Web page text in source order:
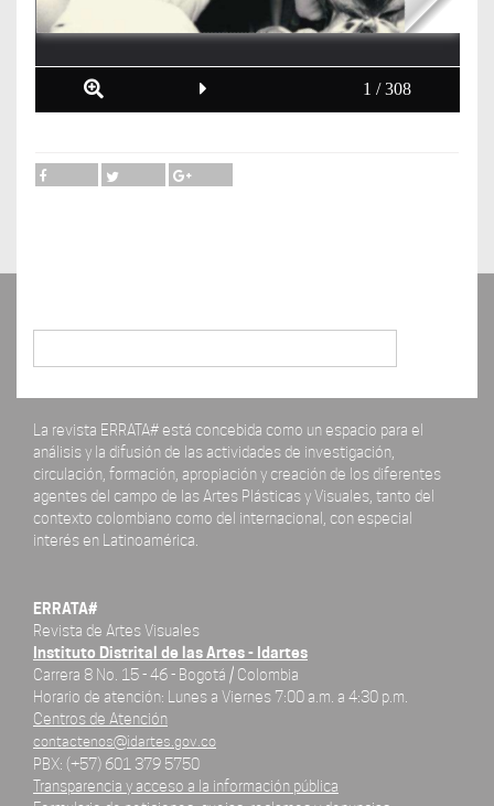
La revista ERRATA# está concebida como un espacio para el
análisis y la difusión de las actividades de investigación,
circulación, formación, apropiación y creación de los diferentes
agentes del campo de las Artes Plásticas y Visuales, tanto del
contexto colombiano como del internacional, con especial
interés en Latinoamérica.
ERRATA#
Revista de Artes Visuales
Instituto Distrital de las Artes - Idartes
Carrera 8 No. 15 - 46 - Bogotá / Colombia
Horario de atención: Lunes a Viernes 7:00 a.m. a 4:30 p.m.
Centros de Atención
contactenos@idartes.gov.co
PBX: (+57) 601 379 5750
Transparencia y acceso a la información pública